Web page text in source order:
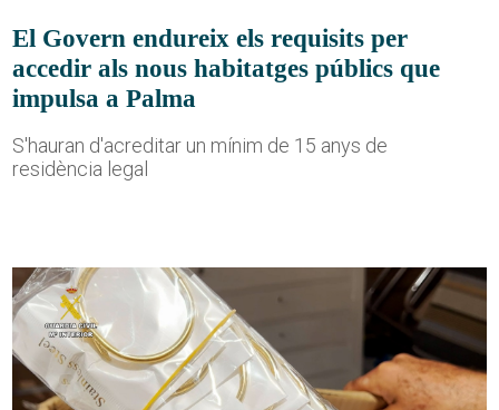
El Govern endureix els requisits per
accedir als nous habitatges públics que
impulsa a Palma
S'hauran d'acreditar un mínim de 15 anys de
residència legal